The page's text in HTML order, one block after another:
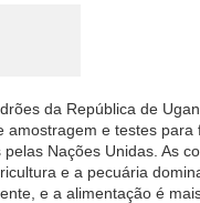
da República de
e testes
Nações Unidas. As
e a pecuária
e a alimentação é